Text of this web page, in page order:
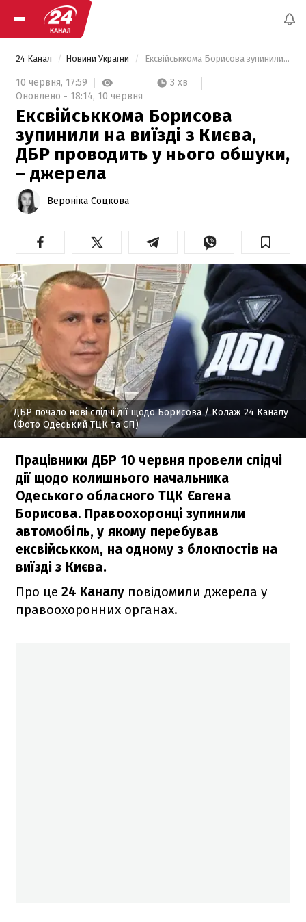
24 Канал Новини України Ексвійськкома Борисова зупинили на виїзді з Києва, ДБР проводить у нього обшуки, – джерела
10 червня, 17:59
3 хв
Оновлено - 18:14, 10 червня
Ексвійськкома Борисова
зупинили на виїзді з Києва,
ДБР проводить у нього обшуки,
– джерела
Вероніка Соцкова
ДБР почало нові слідчі дії щодо Борисова/ Колаж 24 Каналу
(Фото Одеський ТЦК та СП)
Працівники ДБР 10 червня провели слідчі
дії щодо колишнього начальника
Одеського обласного ТЦК Євгена
Борисова. Правоохоронці зупинили
автомобіль, у якому перебував
ексвійськком, на одному з блокпостів на
виїзді з Києва.
Про це 24 Каналу повідомили джерела у
правоохоронних органах.